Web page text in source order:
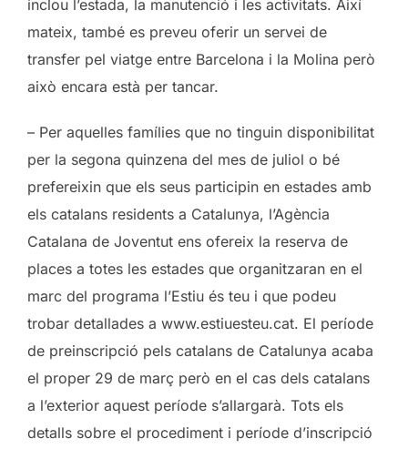
inclou l’estada, la manutenció i les activitats. Així
mateix, també es preveu oferir un servei de
transfer pel viatge entre Barcelona i la Molina però
això encara està per tancar.
– Per aquelles famílies que no tinguin disponibilitat
per la segona quinzena del mes de juliol o bé
prefereixin que els seus participin en estades amb
els catalans residents a Catalunya, l’Agència
Catalana de Joventut ens ofereix la reserva de
places a totes les estades que organitzaran en el
marc del programa l’Estiu és teu i que podeu
trobar detallades a www.estiuesteu.cat. El període
de preinscripció pels catalans de Catalunya acaba
el proper 29 de març però en el cas dels catalans
a l’exterior aquest període s’allargarà. Tots els
detalls sobre el procediment i període d’inscripció